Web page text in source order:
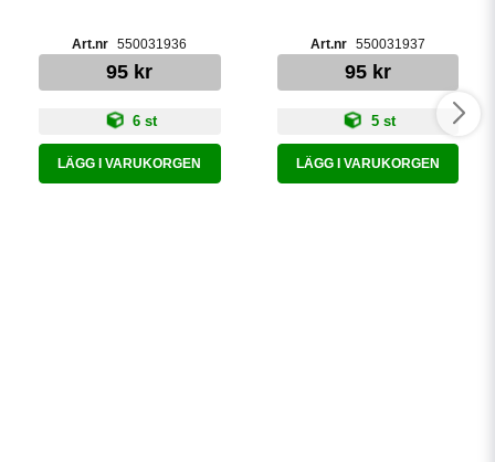
550031936
95 kr
6 st
LÄGG I VARUKORGEN
550031937
95 kr
5 st
LÄGG I VARUKORGEN